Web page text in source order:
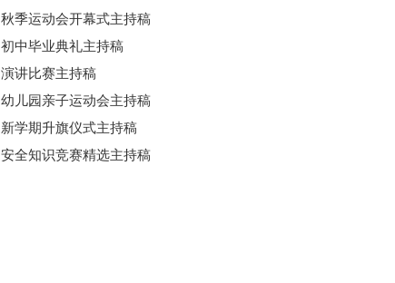
秋季运动会开幕式主持稿
初中毕业典礼主持稿
演讲比赛主持稿
幼儿园亲子运动会主持稿
新学期升旗仪式主持稿
安全知识竞赛精选主持稿